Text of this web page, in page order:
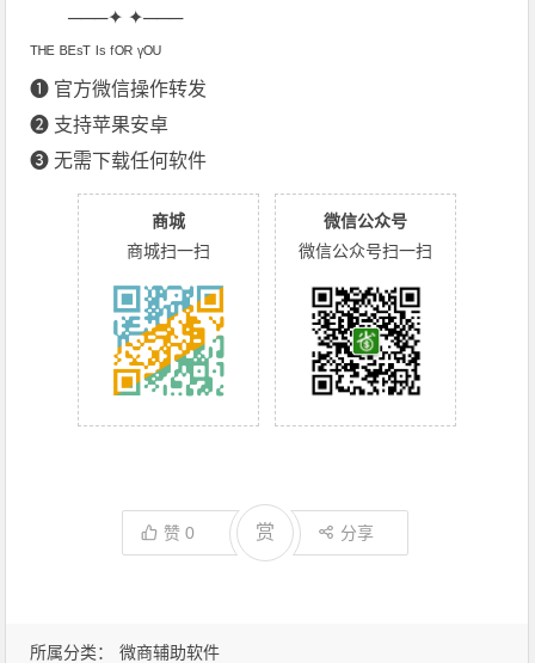
所属分类： 微商辅助软件
───✦ ✦───
ᵀᴴᴱ ᴮᴱˢᵀ ᴵˢ ᶠᴼᴿ ᵞᴼᵁ
➊ 官方微信操作转发
➋ 支持︎苹果︎安卓︎
➌ 无需下载任何软件
商城
商城扫一扫
微信公众号
微信公众号扫一扫
赞0 赏 分享